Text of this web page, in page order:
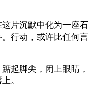
片沉默中化为一座石
行动，或许比任何言
起脚尖，闭上眼睛，
。